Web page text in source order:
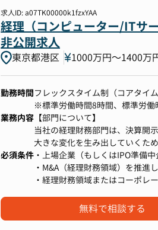
・連結決算業務
・開示関連業務 など
■配属部署の人員構成
経理財務部は計13名のチームで
求人ID: a07TK00000k1fzxYAA
経理（コンピューター/ITサ
非公開求人
東京都港区 1000万円〜1400万
勤務時間フレックスタイム制（コアタイ
※標準労働時間8時間、標準労働
業務内容 【部門について】
当社の経理財務部門は、決算開
大きな変化を生み出していくた
く重要な役割/ミッションを担っ
現在、部長が他部門も兼務して
必須条件 ・上場企業（もしくはIPO準備
・M&A（経理財務領域）を推進
・経理財務領域またはコーポレ
※ご経験によって期待役割は検討
無料で相談する